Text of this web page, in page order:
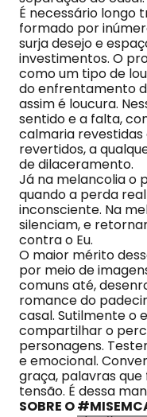
É necessário longo
formado por
surja desejo e
investimentos. O
como um tipo de
do enfrentamento
assim é loucura.
sentido e a falta,
calmaria
revertidos, a
de dilaceramento.
Já na melancolia o
quando a perda
inconsciente. Na
silenciam, e
contra o Eu.
O maior mérito
por meio de
comuns até,
romance do
casal. Sutilmente o
compartilhar o
personagens.
e emocional.
graça, palavras
tensão. É dessa
SOBRE O